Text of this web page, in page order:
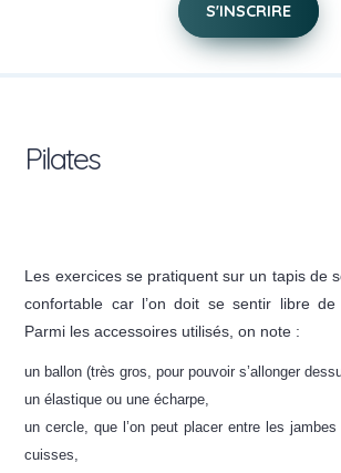
S'INSCRIRE
Pilates
Les exercices se pratiquent sur un tapis de
confortable car l’on doit se sentir libre de
Parmi les accessoires utilisés, on note :
un ballon (très gros, pour pouvoir s’allonger
un élastique ou une écharpe,
un cercle, que l’on peut placer entre les
cuisses,